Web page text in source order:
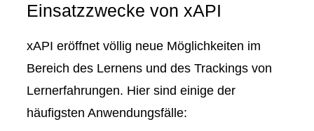
Einsatzzwecke von xAPI
xAPI eröffnet völlig neue Möglichkeiten im
Bereich des Lernens und des Trackings von
Lernerfahrungen. Hier sind einige der
häufigsten Anwendungsfälle: